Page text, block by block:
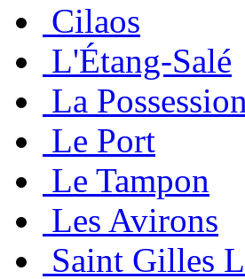
Cilaos
L'Étang-Salé
La Possession
Le Port
Le Tampon
Les Avirons
Saint Gilles